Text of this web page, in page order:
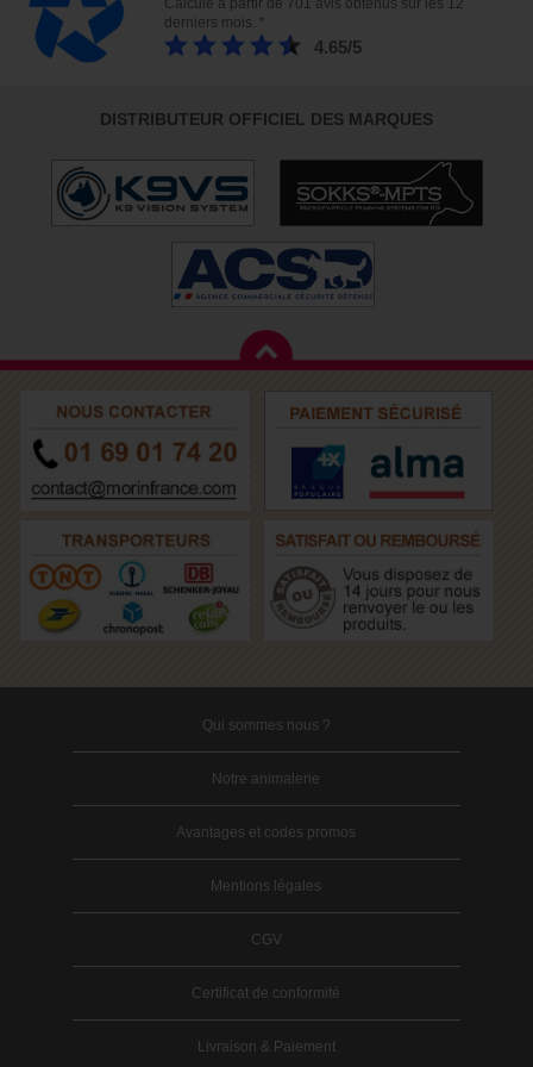
Calculé à partir de 701 avis obtenus sur les 12
derniers mois. *
4.65/5
DISTRIBUTEUR OFFICIEL DES MARQUES
Qui sommes nous ?
Notre animalerie
Avantages et codes promos
Mentions légales
CGV
Certificat de conformité
Livraison & Paiement